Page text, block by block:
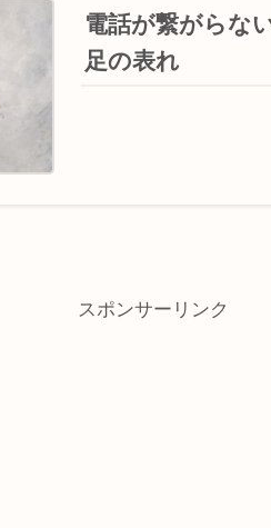
電話が繋がらな
足の表れ
スポンサーリンク